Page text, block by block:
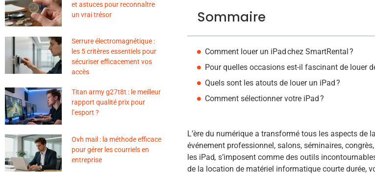
et astuces pour reconnaître
un vrai trésor
Serrure électromagnétique :
les 5 critères essentiels pour
sécuriser efficacement vos
accès
Titan army g27t8t : le meilleur
rapport qualité prix pour
l’esport ?
Ovh mail : la méthode efficace
pour gérer les courriels en
entreprise
Sommaire
Comment louer un iPad chez SmartRental ?
Pour quelles occasions est-il fascinant de louer
Quels sont les atouts de louer un iPad ?
Comment sélectionner votre iPad ?
L’ère du numérique a transformé tous les aspects de
événement professionnel, salons, séminaires,
les iPad, s’imposent comme des outils
de la location de matériel informatique courte durée,